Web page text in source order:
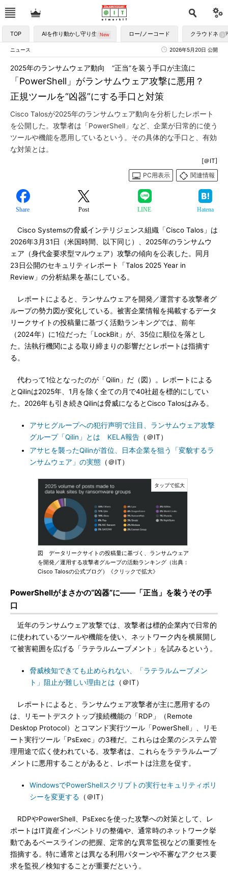
TOP AIを作り動かし守り生かす ロー/ノーコード クラウドネイ
ニュース 2026年5月20日 公開
「PowerShell」がランサムウェア攻撃に悪用？
正規ツールを“凶器”にする手口と対策
2025年のランサムウェア動向 “正当”を装う手口が主流に
Cisco Talosが2025年のランサムウェア動向を分析したレポート
を公開した。攻撃者は「PowerShell」など、企業が日常的に使う
ツールや機能を悪用しているという。その具体的な手口と、有効
な対策とは。
[＠IT]
PC用表示
関連情報
Share Post LINE Hatena
Cisco Systemsの脅威インテリジェンス組織「Cisco Talos」は
2026年3月31日（米国時間、以下同じ）、2025年のランサムウ
ェア（身代金要求型マルウェア）攻撃の傾向を公表した。同月
23日公開のセキュリティレポート「Talos 2025 Year in
Review」の分析結果を基にしている。
レポートによると、ランサムウェアを開発／運営する攻撃者グ
ループの勢力図が変化している。被害企業情報を掲載するデータ
リークサイトの投稿量に基づく活動ランキングでは、前年
（2024年）に1位だった「LockBit」が、35位に順位を落とし
た。法執行機関による取り締まりの影響だとレポートは指摘す
る。
代わって1位となったのが「Qilin」だ（図）。レポートによる
とQilinは2025年、1月を除く全ての月で40社超を標的にしてい
た。2026年も引き続きQilinは脅威になるとCisco Talosはみる。
アサヒグループへの犯行声明で注目、ランサムウェア攻撃
グループ「Qilin」とは KELA報告 （＠IT）
アサヒを襲ったQilinが首位、日本企業を狙う「変貌するラ
ンサムウェア」の実態 （＠IT）
図 データリークサイトの投稿量に基づく、ランサムウェア
を開発／運用する攻撃者グループの活動ランキング（出典：
Cisco Talosの公式ブログ）《クリックで拡大》
PowerShellがまさかの“凶器”に――「正当」を装うその手
口
近年のランサムウェア攻撃では、攻撃者は標的企業内で日常的
に使われているツールや機能を使い、ネットワーク内を横展開し
て被害範囲を広げる「ラテラルムーブメント」を試みるという。
脅威検知できても止められない、「ラテラルムーブメン
ト」阻止が難しい理由とは （＠IT）
レポートによると、ランサムウェア攻撃者が主に悪用するの
は、リモートデスクトップ接続機能の「RDP」（Remote
Desktop Protocol）とコマンド実行ツール「PowerShell」、リモ
ート実行ツール「PsExec」の3種だ。これらは企業のシステム管
理用途で広く使われている。攻撃者は、これらをラテラルムーブ
メントに悪用することがあると、レポートは注意を促す。
WindowsでPowerShellスクリプトの実行セキュリティポリ
シーを変更する （＠IT）
RDPやPowerShell、PsExecを使った攻撃への対策として、レ
ポートはIT資産インベントリの整備や、通常時のネットワーク挙
動であるベースラインの把握、定常的な異常監視などの重要性を
指摘する。特に通常とは異なる利用パターンや不審なアクセス要
求を監視／検知することが重要だという。